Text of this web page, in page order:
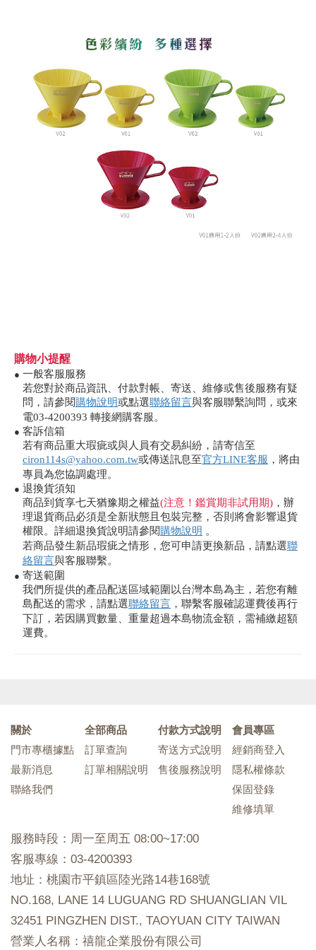
購物小提醒
● 一般客服服務
若您對於商品資訊、付款對帳、寄送、維修或售後服務有疑
問，請參閱購物說明或點選聯絡留言與客服聯繫詢問，或來
電03-4200393 轉接網購客服。
● 客訴信箱
若有商品重大瑕疵或與人員有交易糾紛，請寄信至
ciron114s@yahoo.com.tw或傳送訊息至官方LINE客服 ，將由
專員為您協調處理。
● 退換貨須知
商品到貨享七天猶豫期之權益(注意！鑑賞期非試用期) ，辦
理退貨商品必須是全新狀態且包裝完整，否則將會影響退貨
權限。詳細退換貨說明請參閱購物說明 。
若商品發生新品瑕疵之情形，您可申請更換新品，請點選聯
絡留言與客服聯繫。
● 寄送範圍
我們所提供的產品配送區域範圍以台灣本島為主，若您有離
島配送的需求，請點選聯絡留言 ，聯繫客服確認運費後再行
下訂，若因購買數量、重量超過本島物流金額，需補繳超額
運費。
關於
門市專櫃據點
最新消息
聯絡我們
全部商品
訂單查詢
訂單相關說明
付款方式說明
寄送方式說明
售後服務說明
會員專區
經銷商登入
隱私權條款
保固登錄
維修填單
服務時段：周一至周五 08:00~17:00
客服專線：03-4200393
地址：桃園市平鎮區陸光路14巷168號
NO.168, LANE 14 LUGUANG RD SHUANGLIAN VIL
32451 PINGZHEN DIST., TAOYUAN CITY TAIWAN
營業人名稱：禧龍企業股份有限公司